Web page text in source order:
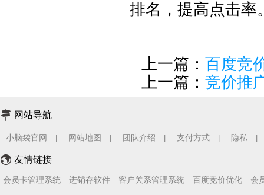
排名，提高点击率
上一篇： 百度竞
上一篇： 竞价推
网站导航
小脑袋官网 网站地图 团队介绍 支付方式 隐私
友情链接
会员卡管理系统 进销存软件 客户关系管理系统 百度竞价优化 会